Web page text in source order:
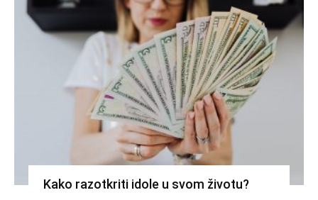
Kako razotkriti idole u svom životu?